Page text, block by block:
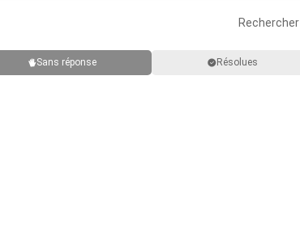
Rechercher
Sans réponse Résolues